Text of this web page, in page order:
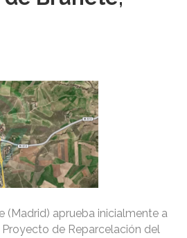
(Madrid) aprueba inicialmente a
Proyecto de Reparcelación del